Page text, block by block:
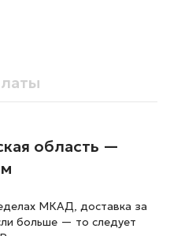
область —
МКАД, доставка за
больше — то следует